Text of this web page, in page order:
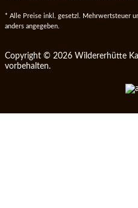
* Alle Preise inkl. gesetzl. Mehrwertsteuer
anders angegeben.
Copyright © 2026 Wildererhütte
vorbehalten.